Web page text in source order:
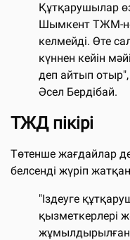
Құтқарушылар
Шымкент ТЖМ-
келмейді. Өте
күннен кейін
деп айтып отыр",
Әсел Бердібай.
ТЖД пікірі
Төтенше жағдайлар
белсенді жүріп
"Іздеуге
қызметкерлері